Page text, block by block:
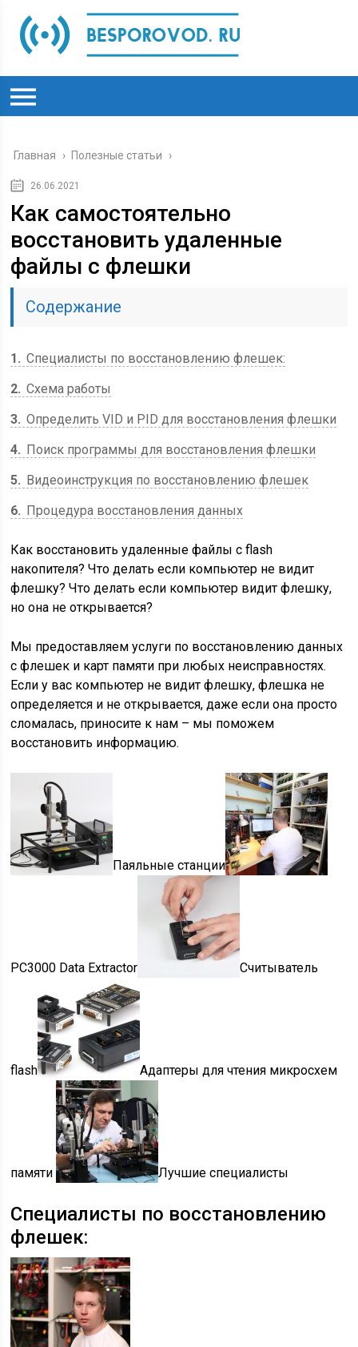
Главная › Полезные статьи ›
26.06.2021
Как самостоятельно
восстановить удаленные
файлы с флешки
Содержание
1
Специалисты по восстановлению флешек:
2 Схема работы
3 Определить VID и PID для восстановления флешки
4
Поиск программы для восстановления флешки
5
Видеоинструкция по восстановлению флешек
6
Процедура восстановления данных
Как восстановить удаленные файлы с flash
накопителя? Что делать если компьютер не видит
флешку? Что делать если компьютер видит флешку,
но она не открывается?
Мы предоставляем услуги по восстановлению данных
с флешек и карт памяти при любых неисправностях.
Если у вас компьютер не видит флешку, флешка не
определяется и не открывается, даже если она просто
сломалась, приносите к нам – мы поможем
восстановить информацию.
Паяльные станции
PC3000 Data Extractor Считыватель
flash Адаптеры для чтения микросхем
памяти Лучшие специалисты
Специалисты по восстановлению
флешек: